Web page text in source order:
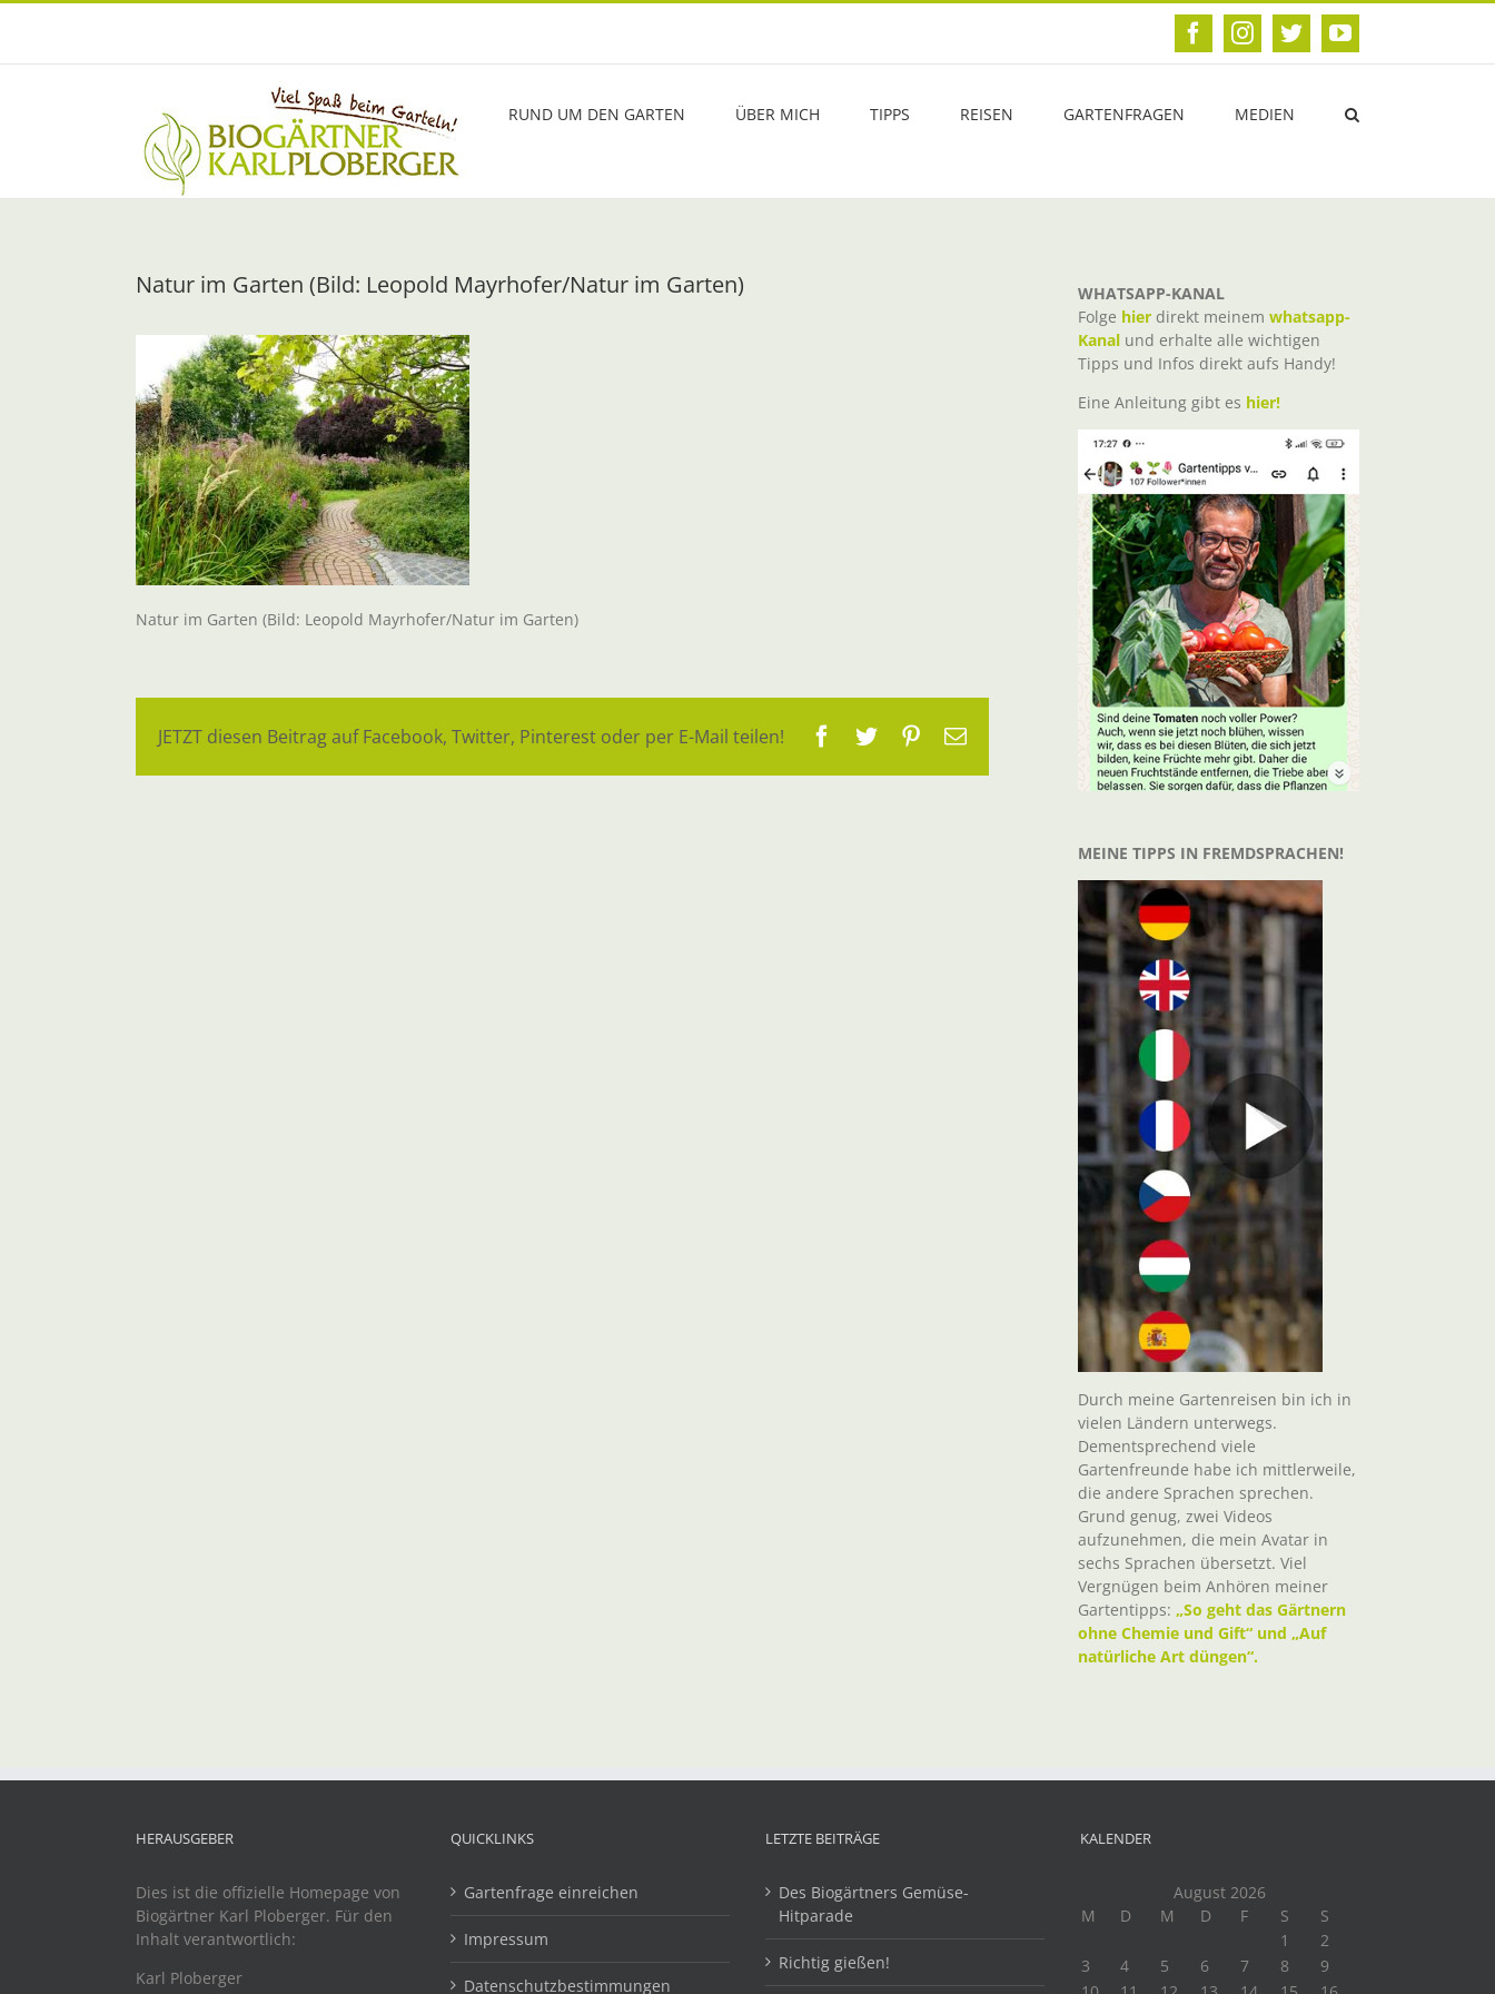
Zum
FacebookInstagram
TwitterYouTube
RUND UM DEN GARTEN ÜBER MICH TIPPS REISEN GARTENFRAGEN MEDIEN
Natur im Garten (Bild: Leopold Mayrhofer/Natur im Garten)
Natur im Garten (Bild: Leopold Mayrhofer/Natur im Garten)
JETZT diesen Beitrag auf Facebook, Twitter, Pinterest oder per E-Mail teilen! Facebook
TwitterPinterest
E-
WHATSAPP-KANAL
Folge hier direkt meinem whatsapp-
Kanal und erhalte alle wichtigen
Tipps und Infos direkt aufs Handy!
Eine Anleitung gibt es hier!
MEINE TIPPS IN FREMDSPRACHEN!
Durch meine Gartenreisen bin ich in
vielen Ländern unterwegs.
Dementsprechend viele
Gartenfreunde habe ich mittlerweile,
die andere Sprachen sprechen.
Grund genug, zwei Videos
aufzunehmen, die mein Avatar in
sechs Sprachen übersetzt. Viel
Vergnügen beim Anhören meiner
Gartentipps: „So geht das Gärtnern
ohne Chemie und Gift“ und „Auf
natürliche Art düngen“.
HERAUSGEBER
Dies ist die offizielle Homepage von
Biogärtner Karl Ploberger. Für den
Inhalt verantwortlich:
Karl Ploberger
QUICKLINKS
Gartenfrage einreichen
Impressum
Datenschutzbestimmungen
LETZTE BEITRÄGE
Des Biogärtners Gemüse-
Hitparade
Richtig gießen!
KALENDER
August 2026
M
D M D F S
S
1
2
3
4 5 6 7 8
9